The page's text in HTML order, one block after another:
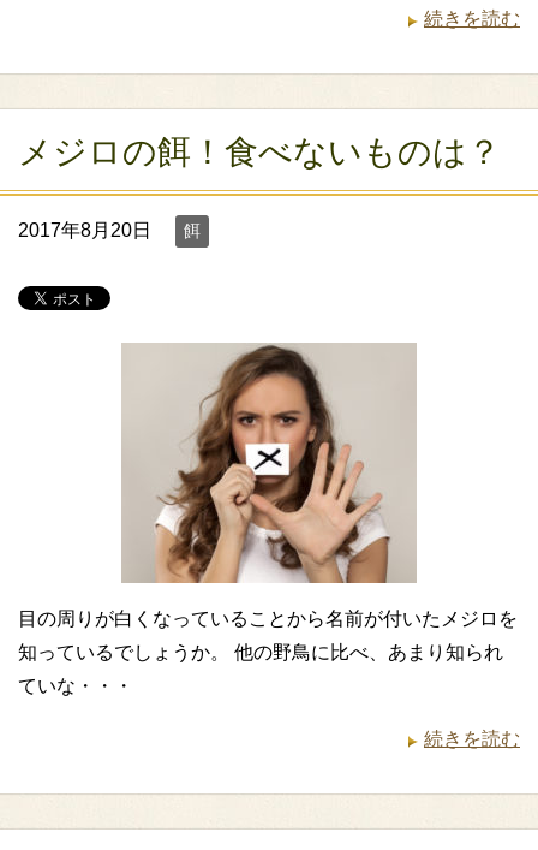
続きを読む
メジロの餌！食べないものは？
2017年8月20日 餌
目の周りが白くなっていることから名前が付いたメジロを
知っているでしょうか。 他の野鳥に比べ、あまり知られ
ていな・・・
続きを読む